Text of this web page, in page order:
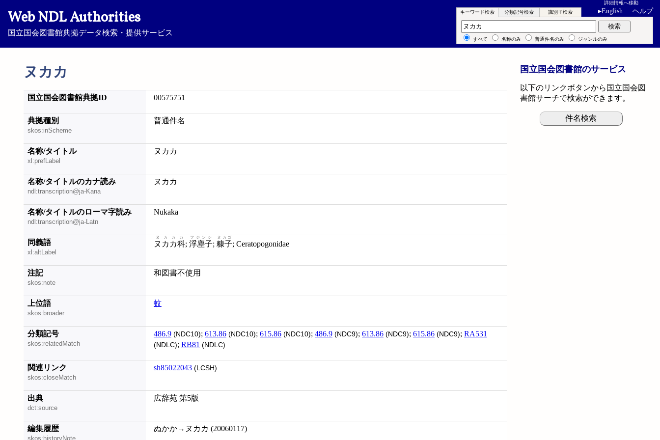
Web NDL Authorities
国立国会図書館典拠データ検索・提供サービス
詳細情報へ移動
▸English ヘルプ
ヌカカ
キーワード検索 分類記号検索 識別子検索
キーワード検索 検索
すべて 名称のみ 普通件名のみ ジャンルのみ
国立国会図書館典拠ID 00575751
典拠種別
skos:inScheme
普通件名
名称/タイトル
xl:prefLabel
ヌカカ
名称/タイトルのカナ読み
ndl:transcription@ja-Kana
ヌカカ
名称/タイトルのローマ字読み
ndl:transcription@ja-Latn
Nukaka
同義語
xl:altLabel
ヌカカ科
ヌカカカ
; 浮塵子
フジンシ
; 糠子
ヌカゴ
; Ceratopogonidae
注記
skos:note
和図書不使用
上位語
skos:broader
蚊
分類記号
skos:relatedMatch
486.9 (NDC10); 613.86 (NDC10); 615.86 (NDC10); 486.9 (NDC9); 613.86 (NDC9); 615.86 (NDC9); RA531
(NDLC); RB81 (NDLC)
関連リンク
skos:closeMatch
sh85022043 (LCSH)
出典
dct:source
広辞苑 第5版
編集履歴
skos:historyNote
ぬかか→ヌカカ (20060117)
国立国会図書館のサービス
以下のリンクボタンから国立国会図
書館サーチで検索ができます。
件名検索